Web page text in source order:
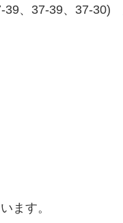
39、37-39、37-30)
ます。